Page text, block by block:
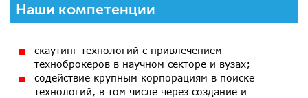
Наши компетенции
скаутинг технологий с привлечением
техноброкеров в научном секторе и вузах;
содействие крупным корпорациям в поиске
технологий, в том числе через создание и